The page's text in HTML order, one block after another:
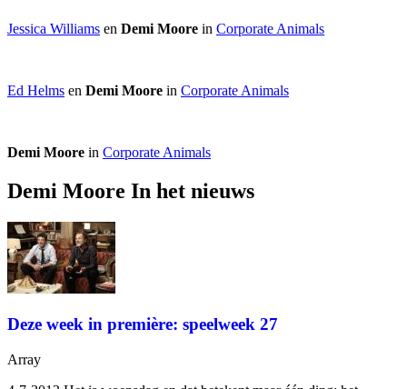
Jessica Williams en Demi Moore in Corporate Animals
Ed Helms en Demi Moore in Corporate Animals
Demi Moore in Corporate Animals
Demi Moore In het nieuws
Deze week in première: speelweek 27
Array